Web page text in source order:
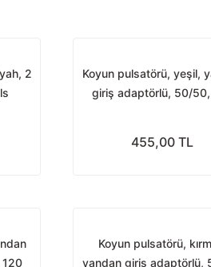
2
Koyun pulsatörü, yeşil,
giriş adaptörlü, 50/
455,00 TL
Koyun pulsatörü,
yandan giriş adaptörlü,